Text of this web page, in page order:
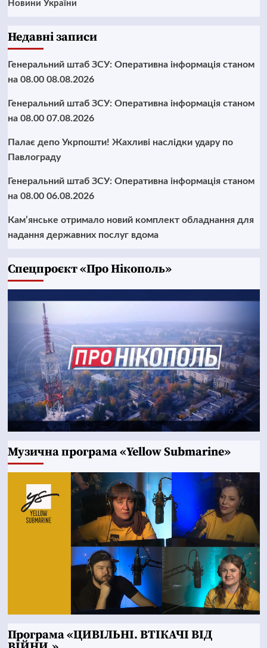
Новини України
Недавні записи
Генеральний штаб ЗСУ: Оперативна інформація станом
на 08.00 08.08.2026
Генеральний штаб ЗСУ: Оперативна інформація станом
на 08.00 07.08.2026
Палає депо Укрпошти! Жахливі наслідки удару по
Павлограду
Генеральний штаб ЗСУ: Оперативна інформація станом
на 08.00 06.08.2026
Кам’янське отримало новий комплект обладнання для
надання державних послуг вдома
Cпецпроєкт «Про Нікополь»
Музична програма «Yellow Submarine»
Програма «ЦИВІЛЬНІ. ВТІКАЧІ ВІД